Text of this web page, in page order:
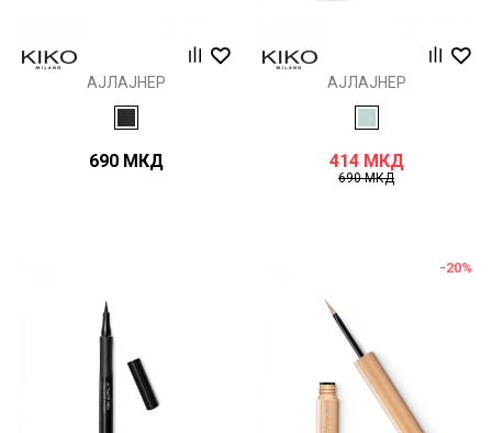
АЈЛАЈНЕР
690 МКД
АЈЛАЈНЕР
414 МКД
690МКД
-20%